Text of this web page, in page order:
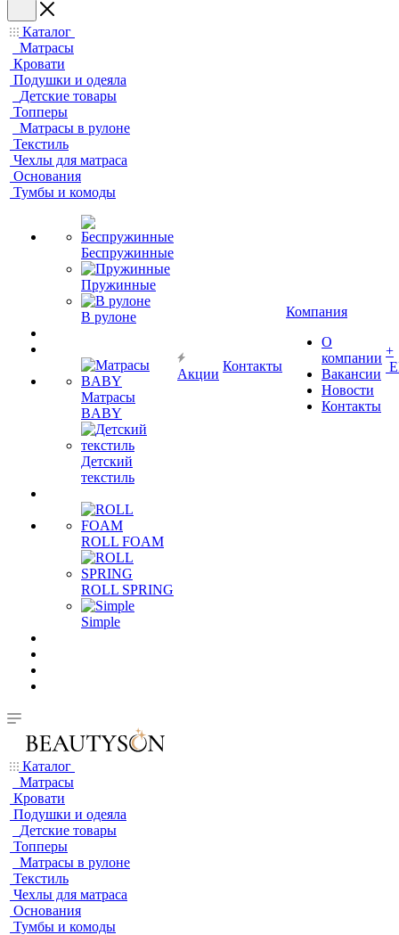
Каталог
Матрасы
Кровати
Подушки и одеяла
Детские товары
Топперы
Матрасы в рулоне
Текстиль
Чехлы для матраса
Основания
Тумбы и комоды
Беспружинные
Пружинные
В рулоне
Матрасы
BABY
Детский
текстиль
ROLL FOAM
ROLL SPRING
Simple
Акции
Контакты
Компания
О
компании
Вакансии
Новости
Контакты
+
Каталог
Матрасы
Кровати
Подушки и одеяла
Детские товары
Топперы
Матрасы в рулоне
Текстиль
Чехлы для матраса
Основания
Тумбы и комоды